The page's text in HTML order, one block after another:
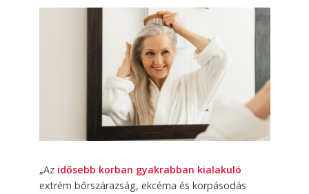
„Az idősebb korban gyakrabban kialakuló
extrém bőrszárazság, ekcéma és korpásodás